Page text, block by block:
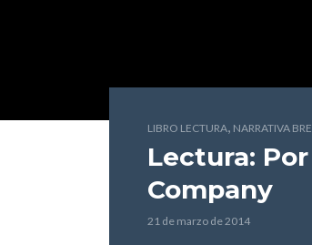
LIBRO LECTURA, NARRATIVA
Lectura:
Company
21 de marzo de 2014